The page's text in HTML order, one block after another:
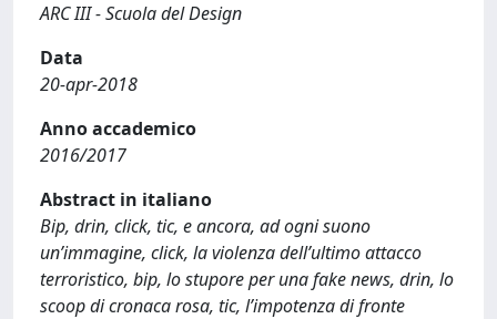
ARC III - Scuola del Design
Data
20-apr-2018
Anno accademico
2016/2017
Abstract in italiano
Bip, drin, click, tic, e ancora, ad ogni suono
un’immagine, click, la violenza dell’ultimo attacco
terroristico, bip, lo stupore per una fake news, drin, lo
scoop di cronaca rosa, tic, l’impotenza di fronte